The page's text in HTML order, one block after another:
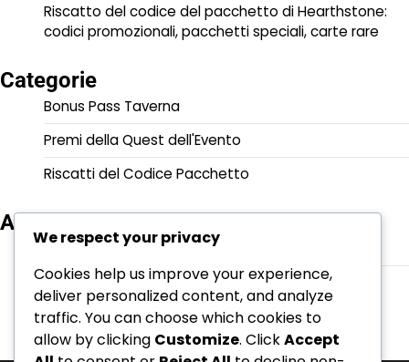
Riscatto del codice del pacchetto di Hearthstone:
codici promozionali, pacchetti speciali, carte rare
Categorie
Bonus Pass Taverna
Premi della Quest dell'Evento
Riscatti del Codice Pacchetto
Archivio
March 2026
February 2026
We respect your privacy
Cookies help us improve your experience,
deliver personalized content, and analyze
traffic. You can choose which cookies to
allow by clicking Customize. ClickAccept